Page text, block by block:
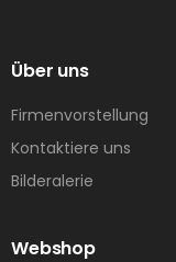
Über uns
Firmenvorstellung
Kontaktiere uns
Bilderalerie
Webshop